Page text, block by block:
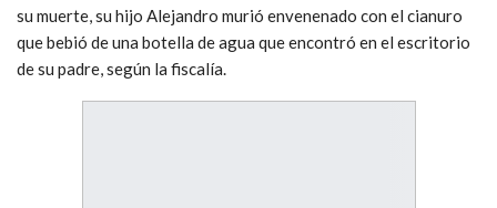
su muerte, su hijo Alejandro murió envenenado con el cianuro
que bebió de una botella de agua que encontró en el escritorio
de su padre, según la fiscalía.